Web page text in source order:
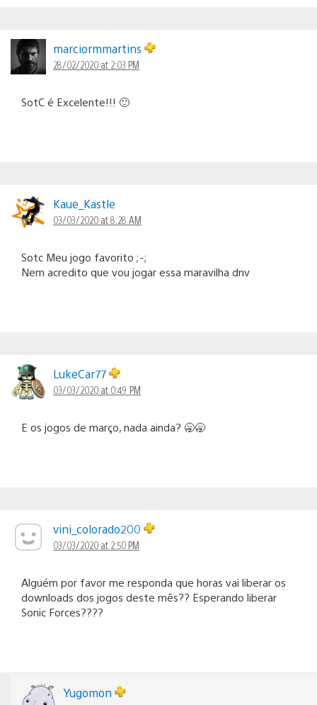
marciormmartins
28/02/2020 at 2:03 PM
SotC é Excelente!!! 🙂
Kaue_Kastle
03/03/2020 at 8:28 AM
Sotc Meu jogo favorito ;-;
Nem acredito que vou jogar essa maravilha dnv
LukeCar77
03/03/2020 at 0:49 PM
E os jogos de março, nada ainda? 🥱🥱
vini_colorado200
03/03/2020 at 2:50 PM
Alguém por favor me responda que horas vai liberar os
downloads dos jogos deste mês?? Esperando liberar
Sonic Forces????
Yugomon